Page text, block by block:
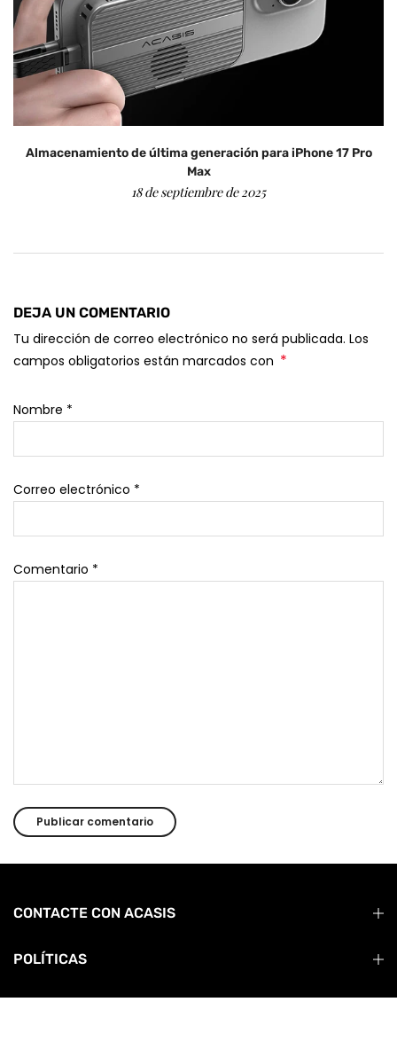
Almacenamiento de última generación para iPhone 17 Pro
Max
18 de septiembre de 2025
DEJA UN COMENTARIO
Tu dirección de correo electrónico no será publicada. Los
campos obligatorios están marcados con *
Nombre *
Correo electrónico *
Comentario *
CONTACTE CON ACASIS
POLÍTICAS